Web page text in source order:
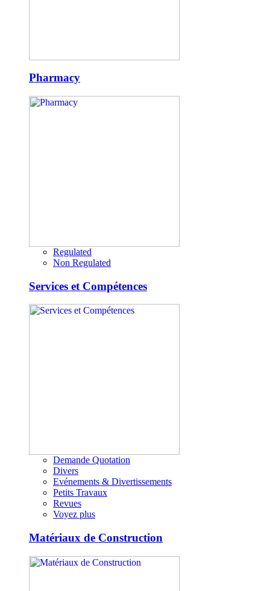
Pharmacy
Regulated
Non Regulated
Services et Compétences
Demande Quotation
Divers
Evénements & Divertissements
Petits Travaux
Revues
Voyez plus
Matériaux de Construction